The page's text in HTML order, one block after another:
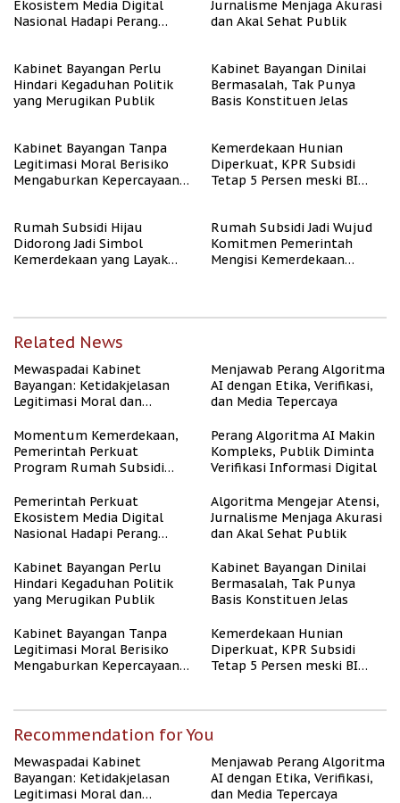
Ekosistem Media Digital
Nasional Hadapi Perang
Jurnalisme Menjaga Akurasi
dan Akal Sehat Publik
Kabinet Bayangan Perlu
Hindari Kegaduhan Politik
yang Merugikan Publik
Kabinet Bayangan Dinilai
Bermasalah, Tak Punya
Basis Konstituen Jelas
Kabinet Bayangan Tanpa
Legitimasi Moral Berisiko
Mengaburkan Kepercayaan
Kemerdekaan Hunian
Diperkuat, KPR Subsidi
Tetap 5 Persen meski BI
Rumah Subsidi Hijau
Didorong Jadi Simbol
Kemerdekaan yang Layak
Rumah Subsidi Jadi Wujud
Komitmen Pemerintah
Mengisi Kemerdekaan
Related News
Mewaspadai Kabinet
Bayangan: Ketidakjelasan
Legitimasi Moral dan
Menjawab Perang Algoritma
AI dengan Etika, Verifikasi,
dan Media Tepercaya
Momentum Kemerdekaan,
Pemerintah Perkuat
Program Rumah Subsidi
Berpenghasilan Rendah
Perang Algoritma AI Makin
Kompleks, Publik Diminta
Verifikasi Informasi Digital
Pemerintah Perkuat
Ekosistem Media Digital
Nasional Hadapi Perang
Algoritma Mengejar Atensi,
Jurnalisme Menjaga Akurasi
dan Akal Sehat Publik
Kabinet Bayangan Perlu
Hindari Kegaduhan Politik
yang Merugikan Publik
Kabinet Bayangan Dinilai
Bermasalah, Tak Punya
Basis Konstituen Jelas
Kabinet Bayangan Tanpa
Legitimasi Moral Berisiko
Mengaburkan Kepercayaan
Kemerdekaan Hunian
Diperkuat, KPR Subsidi
Tetap 5 Persen meski BI
Recommendation for You
Mewaspadai Kabinet
Bayangan: Ketidakjelasan
Legitimasi Moral dan
Menjawab Perang Algoritma
AI dengan Etika, Verifikasi,
dan Media Tepercaya